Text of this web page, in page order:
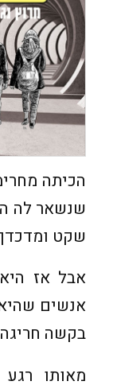
הכיתה
שנשאר לה
שקט
אבל אז
אנשים
בקשה
מאותו